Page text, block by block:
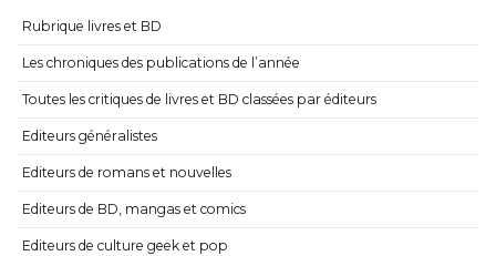
Rubrique livres et BD
Les chroniques des publications de l’année
Toutes les critiques de livres et BD classées par éditeurs
Editeurs généralistes
Editeurs de romans et nouvelles
Editeurs de BD, mangas et comics
Editeurs de culture geek et pop